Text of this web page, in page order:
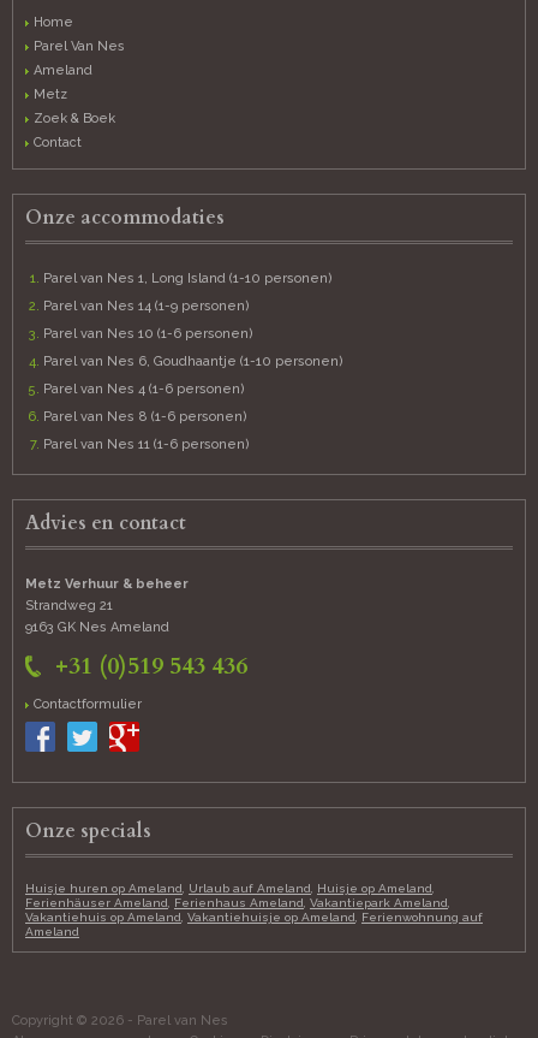
Home
Parel Van Nes
Ameland
Metz
Zoek & Boek
Contact
Onze accommodaties
Parel van Nes 1, Long Island (1-10 personen)
Parel van Nes 14 (1-9 personen)
Parel van Nes 10 (1-6 personen)
Parel van Nes 6, Goudhaantje (1-10 personen)
Parel van Nes 4 (1-6 personen)
Parel van Nes 8 (1-6 personen)
Parel van Nes 11 (1-6 personen)
Advies en contact
Metz Verhuur & beheer
Strandweg 21
9163 GK Nes Ameland
+31 (0)519 543 436
Contactformulier
Onze specials
Huisje huren op Ameland Urlaub auf Ameland Huisje op Ameland
Ferienhäuser Ameland
Ferienhaus Ameland Vakantiepark Ameland
Vakantiehuis op Ameland Vakantiehuisje op Ameland
Ferienwohnung auf
Ameland
Copyright © 2026 - Parel van Nes